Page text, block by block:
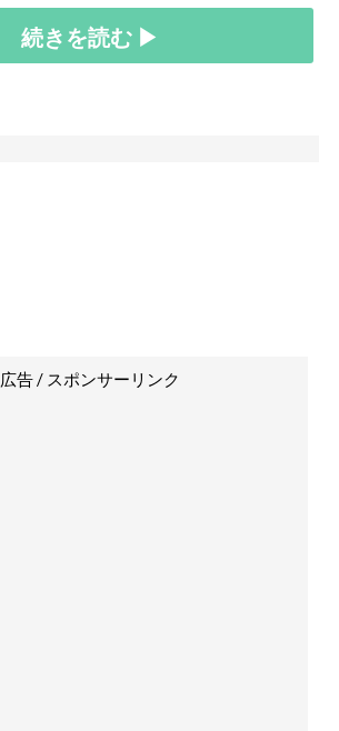
続きを読む ▶
広告 / スポンサーリンク